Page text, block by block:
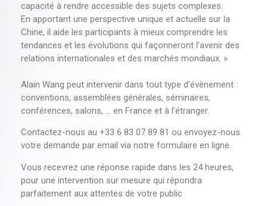
capacité à rendre accessible des sujets complexes.
En apportant une perspective unique et actuelle sur la
Chine, il aide les participants à mieux comprendre les
tendances et les évolutions qui façonneront l’avenir des
relations internationales et des marchés mondiaux. »
Alain Wang peut intervenir dans tout type d’évènement :
conventions, assemblées générales, séminaires,
conférences, salons, … en France et à l’étranger.
Contactez-nous au +33 6 83 07 89 81 ou envoyez-nous
votre demande par email via notre formulaire en ligne.
Vous recevrez une réponse rapide dans les 24 heures,
pour une intervention sur mesure qui répondra
parfaitement aux attentes de votre public